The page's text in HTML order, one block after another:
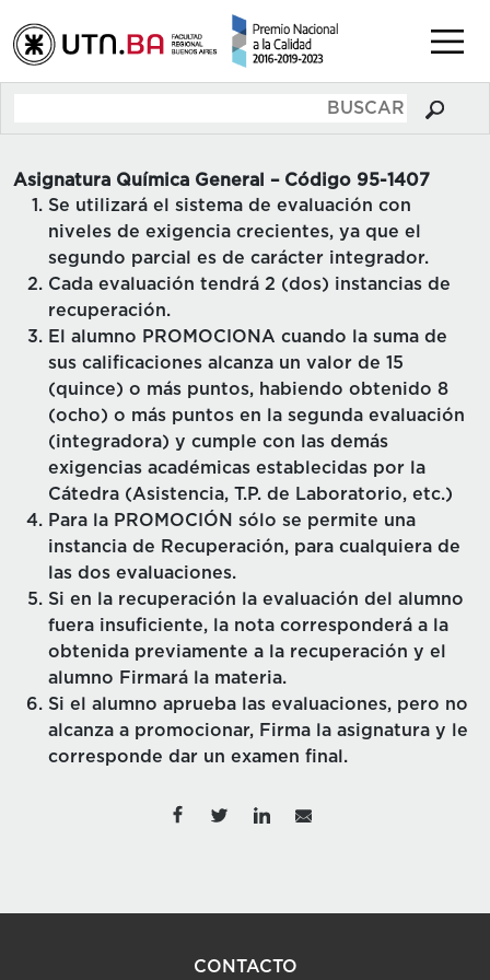
Asignatura Química General – Código 95-1407
Se utilizará el sistema de evaluación con
niveles de exigencia crecientes, ya que el
segundo parcial es de carácter integrador.
Cada evaluación tendrá 2 (dos) instancias de
recuperación.
El alumno PROMOCIONA cuando la suma de
sus calificaciones alcanza un valor de 15
(quince) o más puntos, habiendo obtenido 8
(ocho) o más puntos en la segunda evaluación
(integradora) y cumple con las demás
exigencias académicas establecidas por la
Cátedra (Asistencia, T.P. de Laboratorio, etc.)
Para la PROMOCIÓN sólo se permite una
instancia de Recuperación, para cualquiera de
las dos evaluaciones.
Si en la recuperación la evaluación del alumno
fuera insuficiente, la nota corresponderá a la
obtenida previamente a la recuperación y el
alumno Firmará la materia.
Si el alumno aprueba las evaluaciones, pero no
alcanza a promocionar, Firma la asignatura y le
corresponde dar un examen final.
CONTACTO